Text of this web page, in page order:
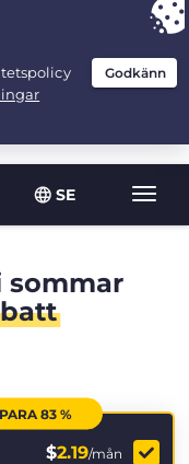
SE
Växla
years at $
sommar
83 %
$2.19/mån